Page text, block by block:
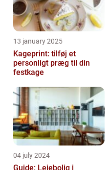
13 january 2025
Kageprint: tilføj et
personligt præg til din
festkage
04 july 2024
Guide: Lejebolig i